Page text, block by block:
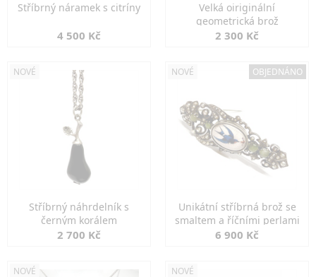
Stříbrný náramek s citríny
4 500 Kč
Velká oiriginální
geometrická brož
2 300 Kč
NOVÉ
Stříbrný náhrdelník s
černým korálem
2 700 Kč
NOVÉ OBJEDNÁNO
Unikátní stříbrná brož se
smaltem a říčními perlami
6 900 Kč
NOVÉ NOVÉ